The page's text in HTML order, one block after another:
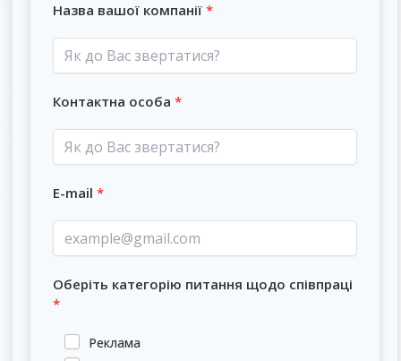
Назва вашої компанії
Контактна особа
E-mail
Оберіть категорію питання щодо співпраці
Реклама